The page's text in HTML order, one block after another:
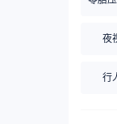
夜
行